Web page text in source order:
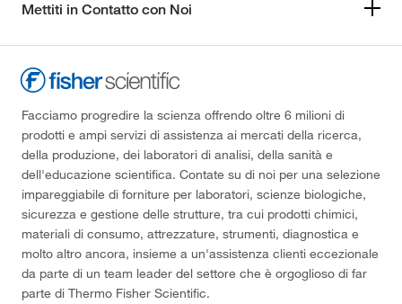
Mettiti in Contatto con Noi
Facciamo progredire la scienza offrendo oltre 6 milioni di
prodotti e ampi servizi di assistenza ai mercati della ricerca,
della produzione, dei laboratori di analisi, della sanità e
dell'educazione scientifica. Contate su di noi per una selezione
impareggiabile di forniture per laboratori, scienze biologiche,
sicurezza e gestione delle strutture, tra cui prodotti chimici,
materiali di consumo, attrezzature, strumenti, diagnostica e
molto altro ancora, insieme a un'assistenza clienti eccezionale
da parte di un team leader del settore che è orgoglioso di far
parte di Thermo Fisher Scientific.